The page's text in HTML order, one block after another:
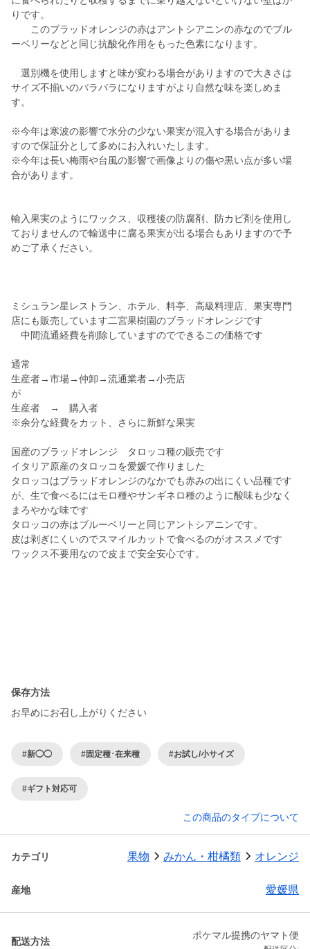
りです。
このブラッドオレンジの赤はアントシアニンの赤なのでブル
ーベリーなどと同じ抗酸化作用をもった色素になります。
選別機を使用しますと味が変わる場合がありますので大きさは
サイズ不揃いのバラバラになりますがより自然な味を楽しめま
す。
※今年は寒波の影響で水分の少ない果実が混入する場合がありま
すので保証分として多めにお入れいたします。
※今年は長い梅雨や台風の影響で画像よりの傷や黒い点が多い場
合があります。
輸入果実のようにワックス、収穫後の防腐剤、防カビ剤を使用し
ておりませんので輸送中に腐る果実が出る場合もありますので予
めご了承ください。
ミシュラン星レストラン、ホテル、料亭、高級料理店、果実専門
店にも販売しています二宮果樹園のブラッドオレンジです
中間流通経費を削除していますのでできるこの価格です
通常
生産者→市場→仲卸→流通業者→小売店
が
生産者 → 購入者
※余分な経費をカット、さらに新鮮な果実
国産のブラッドオレンジ タロッコ種の販売です
イタリア原産のタロッコを愛媛で作りました
タロッコはブラッドオレンジのなかでも赤みの出にくい品種です
が、生で食べるにはモロ種やサンギネロ種のように酸味も少なく
まろやかな味です
タロッコの赤はブルーベリーと同じアントシアニンです。
皮は剥ぎにくいのでスマイルカットで食べるのがオススメです
ワックス不要用なので皮まで安全安心です。
保存方法
お早めにお召し上がりください
#新◯◯ #固定種･在来種 #お試し/小サイズ
#ギフト対応可
この商品のタイプについて
カテゴリ 果物 みかん・柑橘類 オレンジ
産地 愛媛県
配送方法
ポケマル提携のヤマト便